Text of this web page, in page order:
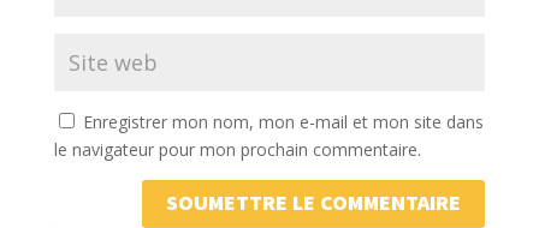
Enregistrer mon nom, mon e-mail et mon site dans
le navigateur pour mon prochain commentaire.
SOUMETTRE LE COMMENTAIRE